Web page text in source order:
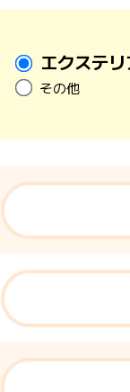
エクステ
その他